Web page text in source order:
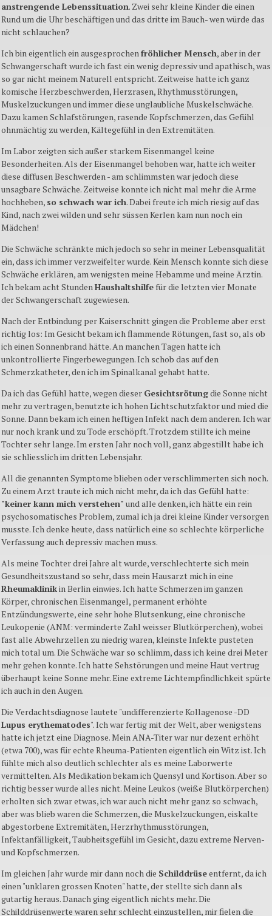
anstrengende Lebenssituation. Zwei sehr kleine Kinder die einen
Rund um die Uhr beschäftigen und das dritte im Bauch- wen würde das
nicht schlauchen?
Ich bin eigentlich ein ausgesprochenfröhlicher Mensch, aber in der
Schwangerschaft wurde ich fast ein wenig depressiv und apathisch, was
so gar nicht meinem Naturell entspricht. Zeitweise hatte ich ganz
komische Herzbeschwerden, Herzrasen, Rhythmusstörungen,
Muskelzuckungen und immer diese unglaubliche Muskelschwäche.
Dazu kamen Schlafstörungen, rasende Kopfschmerzen, das Gefühl
ohnmächtig zu werden, Kältegefühl in den Extremitäten.
Im Labor zeigten sich außer starkem Eisenmangel keine
Besonderheiten. Als der Eisenmangel behoben war, hatte ich weiter
diese diffusen Beschwerden - am schlimmsten war jedoch diese
unsagbare Schwäche. Zeitweise konnte ich nicht mal mehr die Arme
hochheben, so schwach war ich. Dabei freute ich mich riesig auf das
Kind, nach zwei wilden und sehr süssen Kerlen kam nun noch ein
Mädchen!
Die Schwäche schränkte mich jedoch so sehr in meiner Lebensqualität
ein, dass ich immer verzweifelter wurde. Kein Mensch konnte sich diese
Schwäche erklären, am wenigsten meine Hebamme und meine Ärztin.
Ich bekam acht StundenHaushaltshilfe für die letzten vier Monate
der Schwangerschaft zugewiesen.
Nach der Entbindung per Kaiserschnitt gingen die Probleme aber erst
richtig los: Im Gesicht bekam ich flammende Rötungen, fast so, als ob
ich einen Sonnenbrand hätte. An manchen Tagen hatte ich
unkontrollierte Fingerbewegungen. Ich schob das auf den
Schmerzkatheter, den ich im Spinalkanal gehabt hatte.
Da ich das Gefühl hatte, wegen dieser Gesichtsrötungdie Sonne nicht
mehr zu vertragen, benutzte ich hohen Lichtschutzfaktor und mied die
Sonne. Dann bekam ich einen heftigen Infekt nach dem anderen. Ich war
nur noch krank und zu Tode erschöpft. Trotzdem stillte ich meine
Tochter sehr lange. Im ersten Jahr noch voll, ganz abgestillt habe ich
sie schliesslich im dritten Lebensjahr.
All die genannten Symptome blieben oder verschlimmerten sich noch.
Zu einem Arzt traute ich mich nicht mehr, da ich das Gefühl hatte:
"keiner kann mich verstehen" und alle denken, ich hätte ein rein
psychosomatisches Problem, zumal ich ja drei kleine Kinder versorgen
musste. Ich denke heute, dass natürlich eine so schlechte körperliche
Verfassung auch depressiv machen muss.
Als meine Tochter drei Jahre alt wurde, verschlechterte sich mein
Gesundheitszustand so sehr, dass mein Hausarzt mich in eine
Rheumaklinikin Berlin einwies. Ich hatte Schmerzen im ganzen
Körper, chronischen Eisenmangel, permanent erhöhte
Entzündungswerte, eine sehr hohe Blutsenkung, eine chronische
Leukopenie (ANM: verminderte Zahl weisser Blutkörperchen), wobei
fast alle Abwehrzellen zu niedrig waren, kleinste Infekte pusteten
mich total um. Die Schwäche war so schlimm, dass ich keine drei Meter
mehr gehen konnte. Ich hatte Sehstörungen und meine Haut vertrug
überhaupt keine Sonne mehr. Eine extreme Lichtempfindlichkeit spürte
ich auch in den Augen.
Die Verdachtsdiagnose lautete "undifferenzierte Kollagenose -DD
Lupus erythematodes". Ich war fertig mit der Welt, aber wenigstens
hatte ich jetzt eine Diagnose. Mein ANA-Titer war nur dezent erhöht
(etwa 700), was für echte Rheuma-Patienten eigentlich ein Witz ist. Ich
fühlte mich also deutlich schlechter als es meine Laborwerte
vermittelten. Als Medikation bekam ich Quensyl und Kortison. Aber so
richtig besser wurde alles nicht. Meine Leukos (weiße Blutkörperchen)
erholten sich zwar etwas, ich war auch nicht mehr ganz so schwach,
aber was blieb waren die Schmerzen, die Muskelzuckungen, eiskalte
abgestorbene Extremitäten, Herzrhythmusstörungen,
Infektanfälligkeit, Taubheitsgefühl im Gesicht, dazu extreme Nerven-
und Kopfschmerzen.
Im gleichen Jahr wurde mir dann noch die Schilddrüseentfernt, da ich
einen "unklaren grossen Knoten" hatte, der stellte sich dann als
gutartig heraus. Danach ging eigentlich nichts mehr. Die
Schilddrüsenwerte waren sehr schlecht einzustellen, mir fielen die